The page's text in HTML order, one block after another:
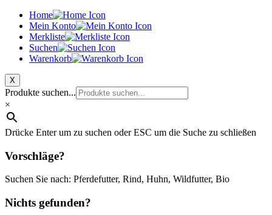
Home
Mein Konto
Merkliste
Suchen
Warenkorb
X
Produkte suchen...
×
Drücke Enter um zu suchen oder ESC um die Suche zu schließen
Vorschläge?
Suchen Sie nach: Pferdefutter, Rind, Huhn, Wildfutter, Bio
Nichts gefunden?